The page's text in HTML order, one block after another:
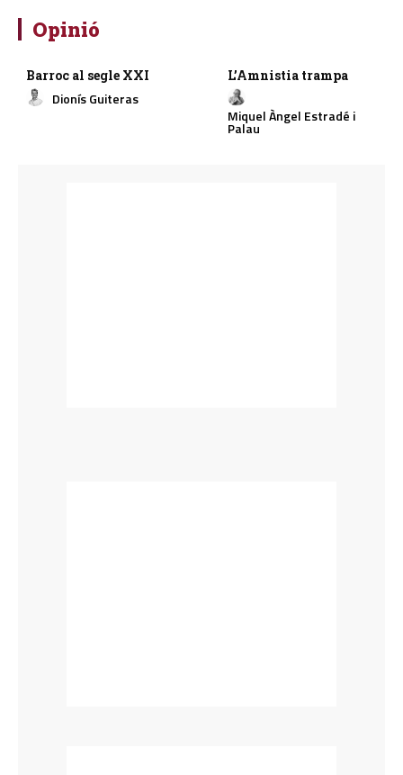
Opinió
Barroc al segle XXI
Dionís Guiteras
L’Amnistia trampa
Miquel Àngel Estradé i
Palau